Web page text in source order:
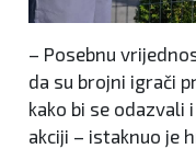
– Posebnu
da su brojni igrači
kako bi se odazvali
akciji – istaknuo je